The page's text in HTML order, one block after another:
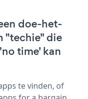
doe-het-
"techie" die
time' kan
te vinden, of